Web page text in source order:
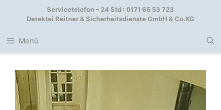
Servicetelefon – 24 Std : 0171 65 53 723
Detektei Reitner & Sicherheitsdienste GmbH & Co.KG
Menü